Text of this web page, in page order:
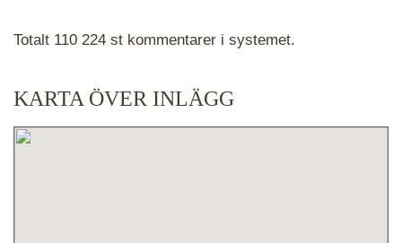
Totalt 110 224 st kommentarer i systemet.
KARTA ÖVER INLÄGG